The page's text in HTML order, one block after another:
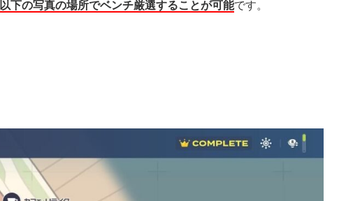
下の写真の場所でベンチ厳選することが可能です。